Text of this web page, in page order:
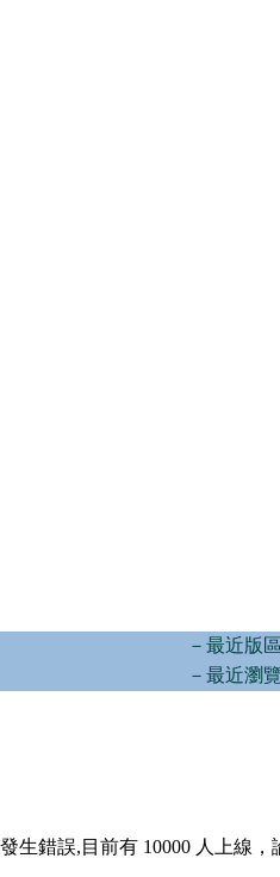
－最近版
－最近瀏
生錯誤,目前有 10000 人上線